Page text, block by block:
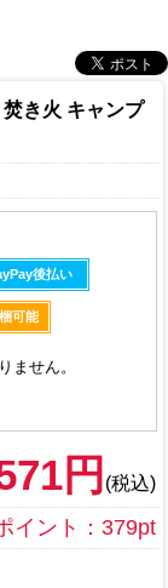
き火 キャンプ
後払い
可能
ません。
円 (税込)
イント：379pt